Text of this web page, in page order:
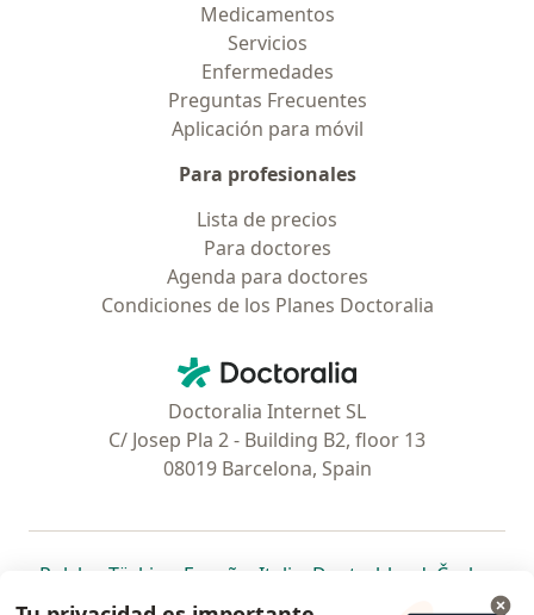
Medicamentos
Servicios
Enfermedades
Preguntas Frecuentes
Aplicación para móvil
Para profesionales
Lista de precios
Para doctores
Agenda para doctores
Condiciones de los Planes Doctoralia
Doctoralia - Página de inicio
Doctoralia Internet SL
C/ Josep Pla 2 - Building B2, floor 13
08019 Barcelona, Spain
Polska se abre en una nueva pestaña
Türkiye se abre en una nueva pestaña
España se abre en una nueva pestaña
Italia se abre en una nueva
Deutschlandse abre en
Česko
Portugal
se abre en una nueva pestaña
México se abre en una nueva pestaña
Chile se abre en una nueva pestaña
Brasil se abre en una nueva
se abre en
se